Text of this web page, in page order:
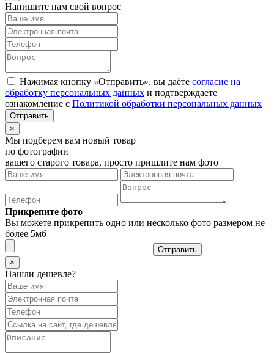
Напишите нам свой вопрос
Нажимая кнопку «Отправить», вы даёте согласие на
обработку персональных данных и подтверждаете
ознакомление с Политикой обработки персональных данных
×
Мы подберем вам новый товар
по фотографии
вашего старого товара, просто пришлите нам фото
Прикрепите фото
Вы можете прикрепить одно или несколько фото размером не
более 5мб
Отправить
×
Нашли дешевле?